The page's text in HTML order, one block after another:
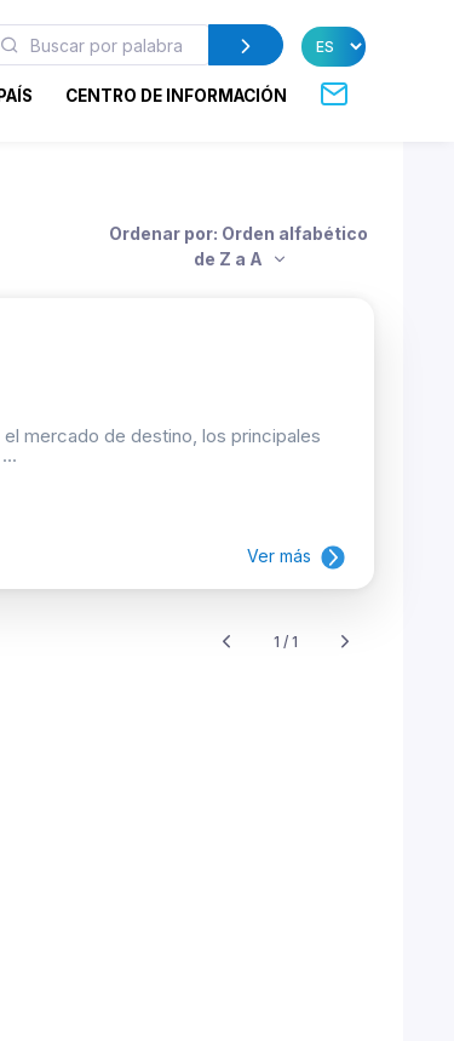
CENTRO DE INFORMACIÓN
Ordenar por: Orden alfabético
de Z a A
mercado de destino, los principales
Ver más
1 / 1